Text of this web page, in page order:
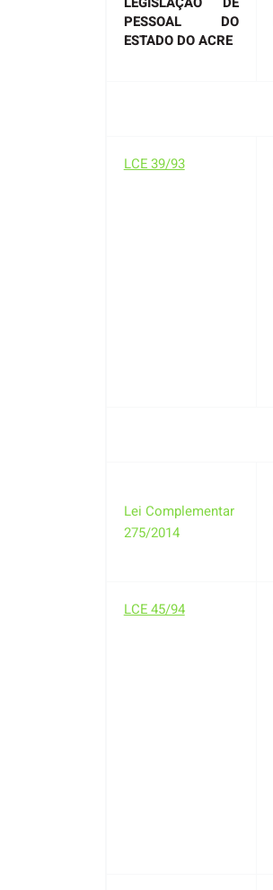
PESSOAL DO
ESTADO DO ACRE
LCE 39/93
Lei Complementar
275/2014
LCE 45/94